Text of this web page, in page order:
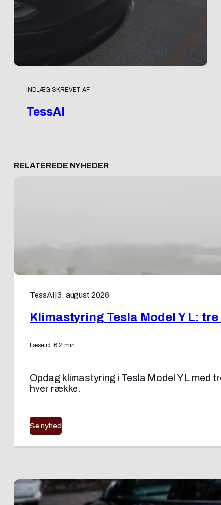
INDLÆG SKREVET AF
TessAI
RELATEREDE NYHEDER
TessAI 3. august 2026
Klimastyring Tesla Model Y L:
Læsetid: 6:2 min
Opdag klimastyring i Tesla Model Y L
hver række.
Se nyhed